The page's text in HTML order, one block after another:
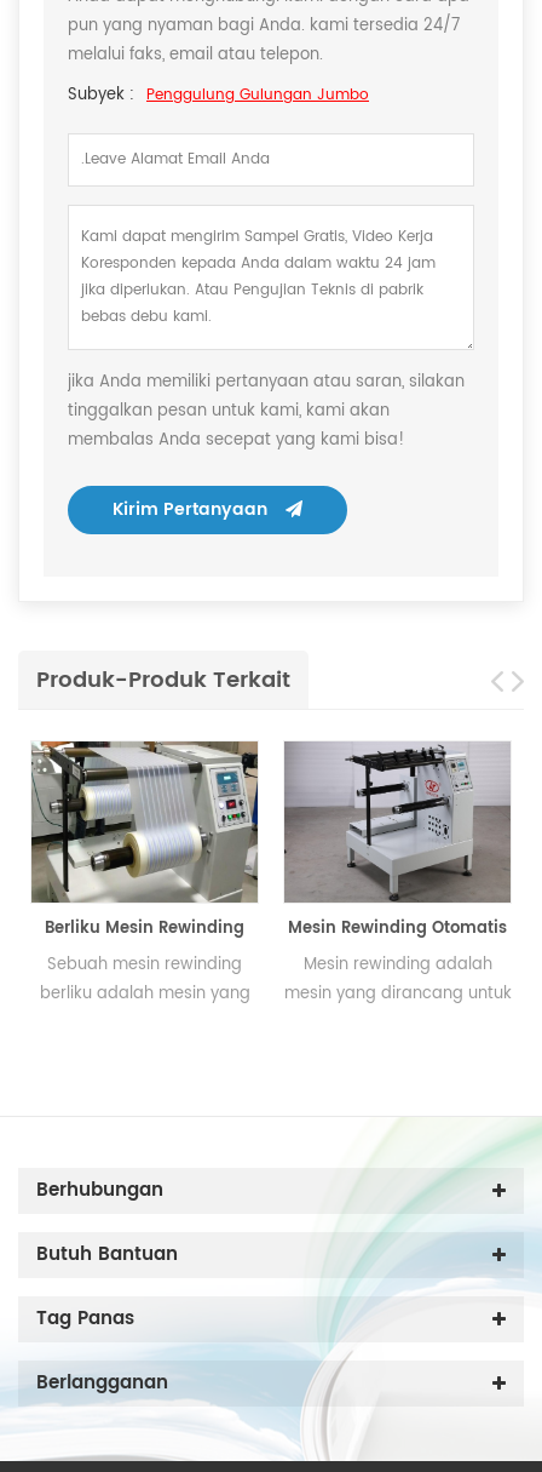
pun yang nyaman bagi Anda. kami tersedia 24/7
melalui faks, email atau telepon.
Subyek : Penggulung Gulungan Jumbo
jika Anda memiliki pertanyaan atau saran, silakan
tinggalkan pesan untuk kami, kami akan
membalas Anda secepat yang kami bisa!
Kirim Pertanyaan
Produk-Produk Terkait
Berliku Mesin Rewinding
Sebuah mesin rewinding
berliku adalah mesin yang
Mesin Rewinding Otomatis
Mesin rewinding adalah
mesin yang dirancang untuk
Berhubungan
Butuh Bantuan
Tag Panas
Berlangganan